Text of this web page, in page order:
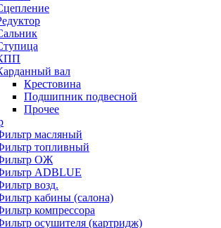
вал
Крестовина
Подшипник подвесной
Прочее
масляный
топливный
ОЖ
ADBLUE
возд.
кабины (салона)
компрессора
осушителя (картридж)